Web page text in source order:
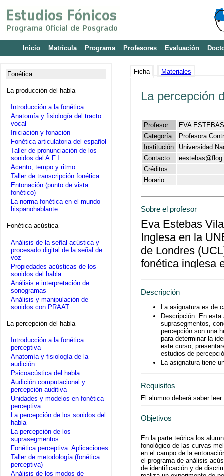
Inicio Matrícula Programa Profesores Evaluación
Fonética
La producción del habla
Introducción a la fonética
Anatomía y fisiología del tracto
vocal
Iniciación y fonación
Fonética articulatoria del español
Taller de pronunciación de los
sonidos del A.F.I.
Acento, tempo y ritmo
Taller de transcripción fonética
Entonación (punto de vista
fonético)
La norma fonética en el mundo
hispanohablante
Fonética acústica
Análisis de la señal acústica y
procesado digital de la señal de
voz
Propiedades acústicas de los
sonidos del habla
Análisis e interpretación de
sonogramas
Análisis y manipulación de
sonidos con PRAAT
La percepción del habla
Introducción a la fonética
perceptiva
Anatomía y fisiología de la
audición
Psicoacústica del habla
Audición computacional y
percepción auditiva
Unidades y modelos en fonética
perceptiva
La percepción de los sonidos del
habla
La percepción de los
suprasegmentos
Fonética perceptiva: Aplicaciones
Taller de metodología (fonética
perceptiva)
Análisis de los modos de
Ficha Materiales
La percepción
Profesor
EVA
Categoría
Profesora
Institución
Universidad
Contacto
Créditos
Horario
Sobre el profesor
Eva Estebas
Inglesa en la
de Londres
fonética inglesa
Máster en
Autónoma de
Filología
prosodia tanto
de la
investigación
internacionales.
Descripción
La asignatura es de
Descripción: En esta
suprasegmentos,
percepción son una
para determinar la
este curso,
estudios de
La asignatura tiene
Requisitos
El alumno deberá saber
Objetivos
En la parte teórica los
fonológico de las curvas
en el campo de la
el programa de análisis
de identificación y de